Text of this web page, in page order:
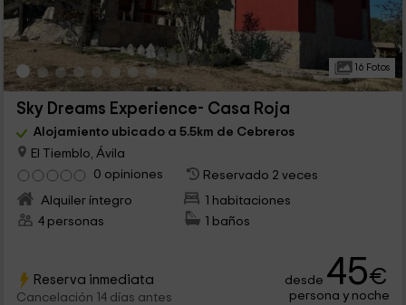
16 Fotos
Sky Dreams Experience- Casa Roja
Alojamiento ubicado a 5.5km de Cebreros
El Tiemblo, Ávila
0 opiniones
Reservado 2 veces
Alquiler íntegro
1 habitaciones
4 personas
1 baños
Reserva inmediata
Cancelación 14 días antes
desde 45€
persona y noche